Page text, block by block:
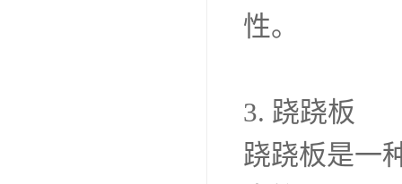
性。
3. 跷跷板
跷跷板是一